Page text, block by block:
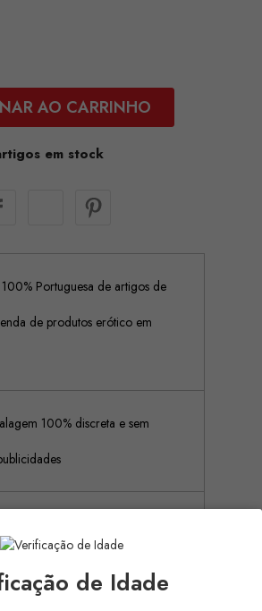
AO CARRINHO
em stock
Portuguesa de artigos de
de produtos erótico em
100% discreta e sem
crédito)
de Idade